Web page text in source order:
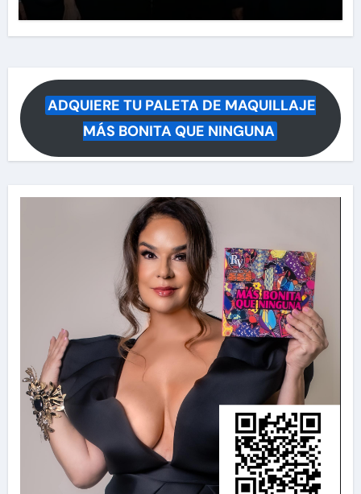
ADQUIERE TU PALETA DE MAQUILLAJE
MÁS BONITA QUE NINGUNA